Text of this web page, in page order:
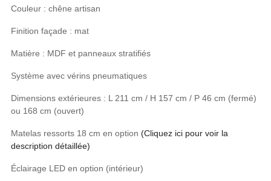
Couleur : chêne artisan
Finition façade : mat
Matière : MDF et panneaux stratifiés
Système avec vérins pneumatiques
Dimensions extérieures : L 211 cm / H 157 cm / P 46 cm (fermé)
ou 168 cm (ouvert)
Matelas ressorts 18 cm en option (Cliquez ici pour voir la
description détaillée)
Éclairage LED en option (intérieur)